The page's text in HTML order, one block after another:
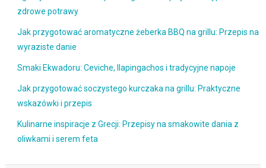
zdrowe potrawy
Jak przygotować aromatyczne żeberka BBQ na grillu: Przepis na
wyraziste danie
Smaki Ekwadoru: Ceviche, llapingachos i tradycyjne napoje
Jak przygotować soczystego kurczaka na grillu: Praktyczne
wskazówki i przepis
Kulinarne inspiracje z Grecji: Przepisy na smakowite dania z
oliwkami i serem feta